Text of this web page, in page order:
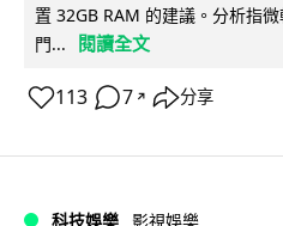
置 32GB RAM 的建議。分析指
門...
閱讀全文
113 7 ↗ 分享
科技娛樂 影視娛樂